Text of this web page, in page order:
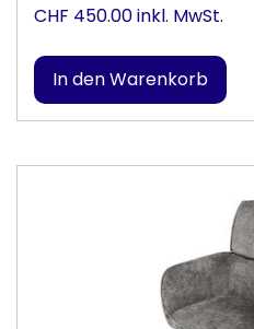
CHF 450.00 inkl. MwSt.